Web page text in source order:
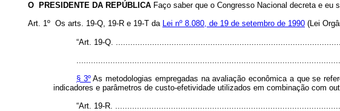
O PRESIDENTE DA REPÚBLICA Faço saber que o Congresso Nacional decreta e eu
Art. 1º Os arts. 19-Q, 19-R e 19-T da Lei nº 8.080, de 19 de setembro de 1990 (Lei
“Art. 19-Q.
§ 3ºAs metodologias empregadas na avaliação econômica a que se
indicadores e parâmetros de custo-efetividade utilizados em combinação com
“Art. 19-R.